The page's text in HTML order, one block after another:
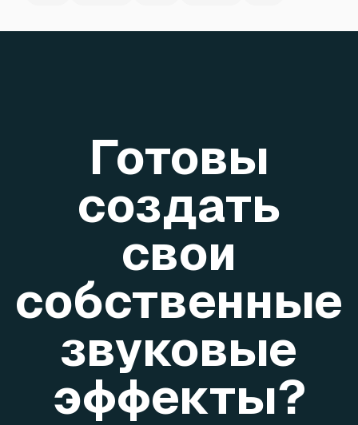
Готовы
создать
свои
собственные
звуковые
эффекты?